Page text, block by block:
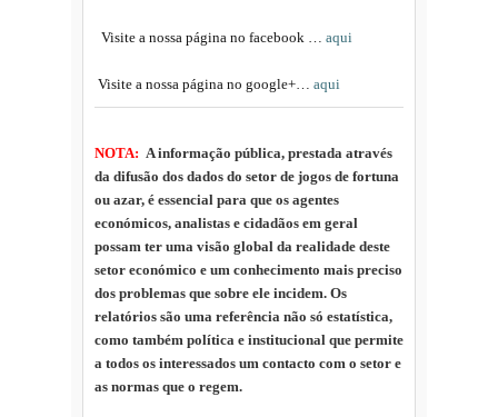
Visite a nossa página no facebook … aqui
Visite a nossa página no google+… aqui
NOTA: A informação pública, prestada através
da difusão dos dados do setor de jogos de fortuna
ou azar, é essencial para que os agentes
económicos, analistas e cidadãos em geral
possam ter uma visão global da realidade deste
setor económico e um conhecimento mais preciso
dos problemas que sobre ele incidem. Os
relatórios são uma referência não só estatística,
como também política e institucional que permite
a todos os interessados um contacto com o setor e
as normas que o regem.